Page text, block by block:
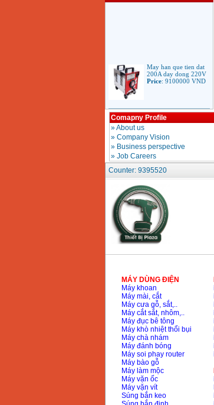
May han que tien dat
200A day dong 220V
Price:9100000 VND
May han que dien tu
Jasic ARC 200 R04
May han que dien tu
Hong ky HK 200Z
Price:2770000VND
Binh khi Co2, chai khi
co2 han Mig
Price:1750000
Price :50500000
May han que dien tu
KenMax ARC 315
Price:3550000VND
May han bam Hong
ky HB4KB (4KVA)
Price
Comapny Profile
»About us
» Company Vision
» Business perspective
» Job Careers
Counter: 9395520
MÁY DÙNG ĐIỆN
Máy khoan
Máy mài, cắt
Máy cưa gỗ, sắt,..
Máy cắt sắt, nhôm,..
Máy đục bê tông
Máy khò nhiệt thổi bụi
Máy chà nhám
Máy đánh bóng
Máy soi phay router
Máy bào gỗ
Máy làm mộc
Máy vặn ốc
Máy vặn vít
Súng bắn keo